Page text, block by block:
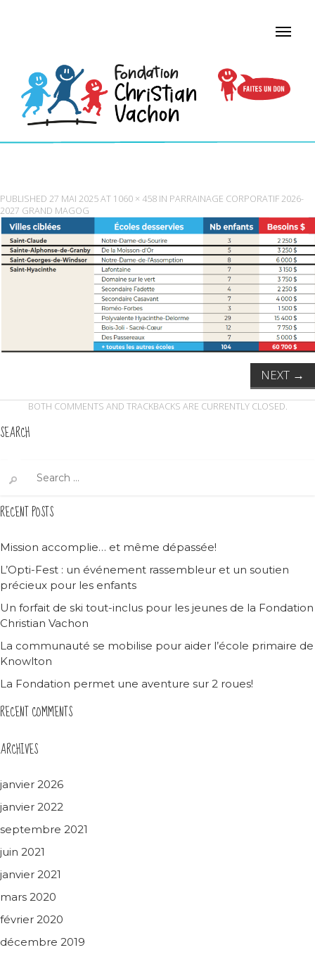
PUBLISHED 27 MAI 2025AT 1060 × 458 IN PARRAINAGE CORPORATIF 2026-
2027 GRAND MAGOG
NEXT →
BOTH COMMENTS AND TRACKBACKS ARE CURRENTLY CLOSED.
SEARCH
for:
RECENT POSTS
Mission accomplie… et même dépassée!
L’Opti-Fest : un événement rassembleur et un soutien
précieux pour les enfants
Un forfait de ski tout-inclus pour les jeunes de la Fondation
Christian Vachon
La communauté se mobilise pour aider l’école primaire de
Knowlton
La Fondation permet une aventure sur 2 roues!
RECENT COMMENTS
ARCHIVES
janvier 2026
janvier 2022
septembre 2021
juin 2021
janvier 2021
mars 2020
février 2020
décembre 2019